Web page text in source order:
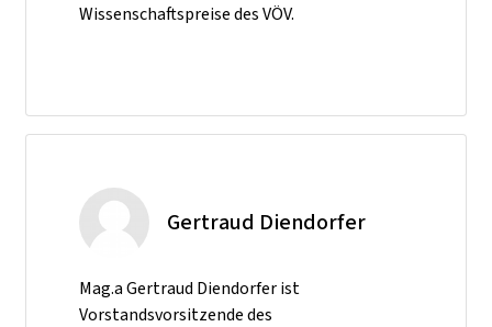
Wissenschaftspreise des VÖV.
Gertraud Diendorfer
Mag.a Gertraud Diendorfer ist
Vorstandsvorsitzende des